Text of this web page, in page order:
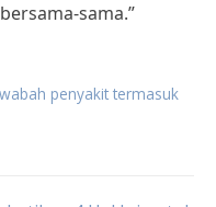
sama.”
wabah penyakit termasuk